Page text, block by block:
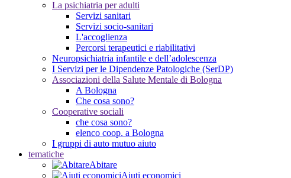
La psichiatria per adulti
Servizi sanitari
Servizi socio-sanitari
L'accoglienza
Percorsi terapeutici e riabilitativi
Neuropsichiatria infantile e dell’adolescenza
I Servizi per le Dipendenze Patologiche (SerDP)
Associazioni della Salute Mentale di Bologna
A Bologna
Che cosa sono?
Cooperative sociali
che cosa sono?
elenco coop. a Bologna
I gruppi di auto mutuo aiuto
tematiche
Abitare
Aiuti economici